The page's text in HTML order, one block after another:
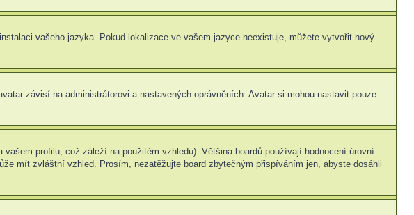
vašeho jazyka. Pokud lokalizace ve vašem jazyce neexistuje, můžete vytvořit nový
závisí na administrátorovi a nastavených oprávněních. Avatar si mohou nastavit pouze
profilu, což záleží na použitém vzhledu). Většina boardů používají hodnocení úrovní
mít zvláštní vzhled. Prosím, nezatěžujte board zbytečným přispíváním jen, abyste dosáhli